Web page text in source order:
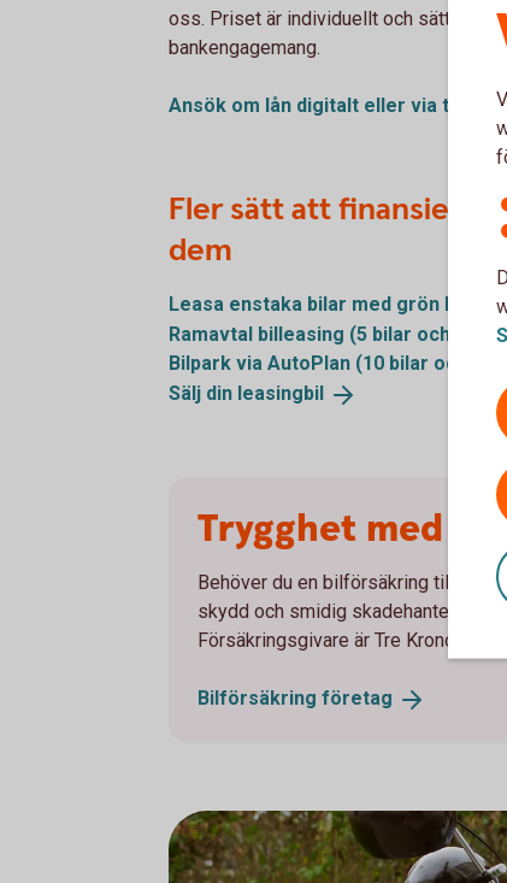
oss. Priset är individuellt och sätts
bankengagemang.
Ansök om lån digitalt eller via telefon
Fler sätt att finansiera
dem
Leasa enstaka bilar med grön
Ramavtal billeasing (5 bilar och
Bilpark via AutoPlan (10 bilar och
Sälj din leasingbil
Trygghet med
Behöver du en bilförsäkring till din
skydd och smidig skadehantering.
Försäkringsgivare är Tre Kronor
Bilförsäkring företag